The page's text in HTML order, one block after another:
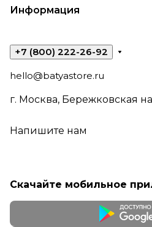
Информация
+7 (800) 222-26-92
hello@batyastore.ru
г. Москва, Бережковская
Напишите нам
Скачайте мобильное